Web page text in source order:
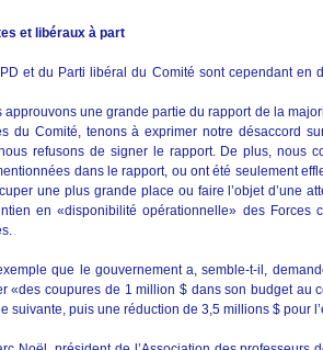
et libéraux à part
et du Parti libéral du Comité sont cependant en
approuvons une grande partie du rapport de la
du Comité, tenons à exprimer notre désaccord
refusons de signer le rapport. De plus, nous
dans le rapport, ou ont été seulement
une plus grande place ou faire l’objet d’une
en «disponibilité opérationnelle» des Forces
que le gouvernement a, semble-t-il,
«des coupures de 1 million $ dans son budget au
suivante, puis une réduction de 3,5 millions $ pour